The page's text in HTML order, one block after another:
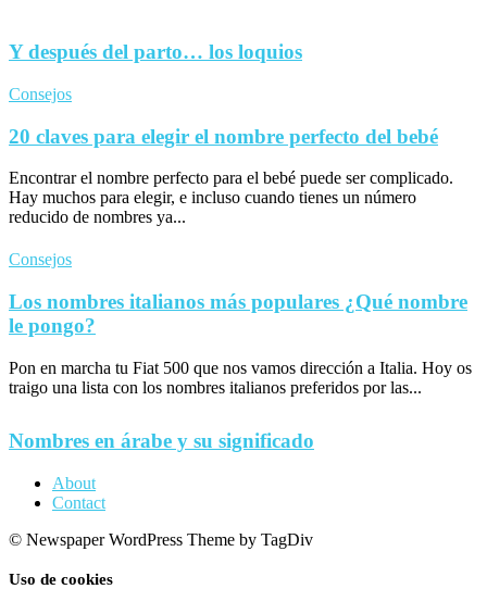
Y después del parto… los loquios
Consejos
20 claves para elegir el nombre perfecto del bebé
Encontrar el nombre perfecto para el bebé puede ser complicado.
Hay muchos para elegir, e incluso cuando tienes un número
reducido de nombres ya...
Consejos
Los nombres italianos más populares ¿Qué nombre
le pongo?
Pon en marcha tu Fiat 500 que nos vamos dirección a Italia. Hoy os
traigo una lista con los nombres italianos preferidos por las...
Nombres en árabe y su significado
About
Contact
© Newspaper WordPress Theme by TagDiv
Uso de cookies